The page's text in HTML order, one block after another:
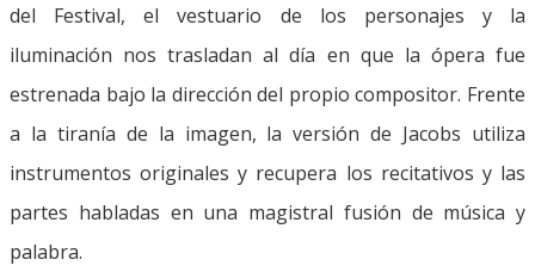
del Festival, el vestuario de los personajes y la
iluminación nos trasladan al día en que la ópera fue
estrenada bajo la dirección del propio compositor. Frente
a la tiranía de la imagen, la versión de Jacobs utiliza
instrumentos originales y recupera los recitativos y las
partes habladas en una magistral fusión de música y
palabra.